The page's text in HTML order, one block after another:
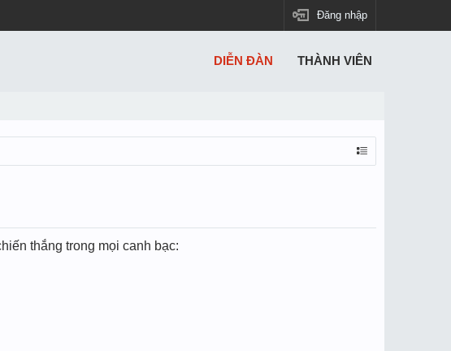
Đăng nhập
thắng trong mọi canh bạc:
DIỄN ĐÀN THÀNH VIÊN